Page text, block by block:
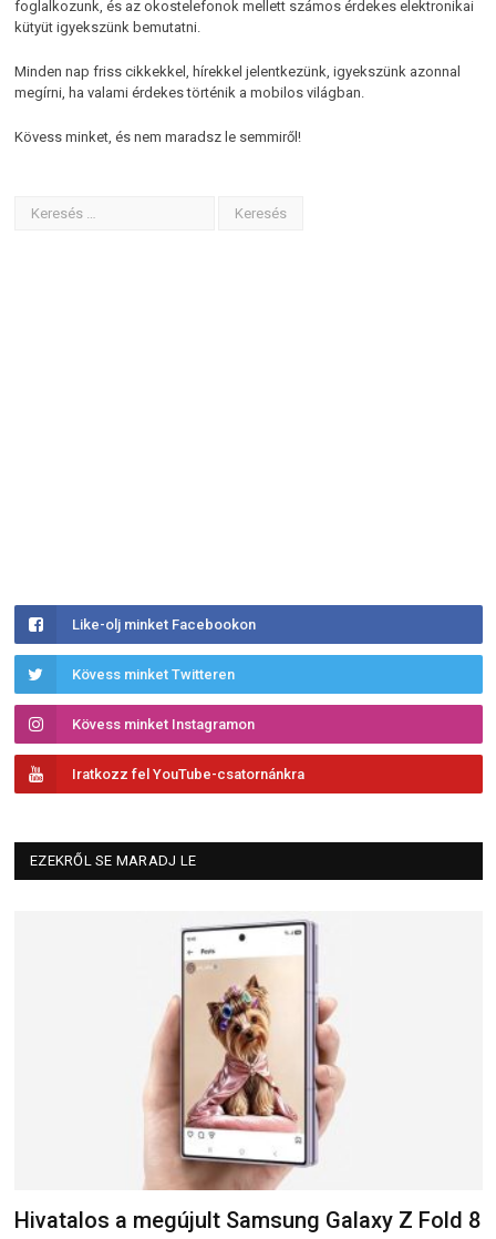
foglalkozunk, és az okostelefonok mellett számos érdekes elektronikai
kütyüt igyekszünk bemutatni.
Minden nap friss cikkekkel, hírekkel jelentkezünk, igyekszünk azonnal
megírni, ha valami érdekes történik a mobilos világban.
Kövess minket, és nem maradsz le semmiről!
Like-olj minket Facebookon
Kövess minket Twitteren
Kövess minket Instagramon
Iratkozz fel YouTube-csatornánkra
EZEKRŐL SE MARADJ LE
Hivatalos a megújult Samsung Galaxy Z Fold 8